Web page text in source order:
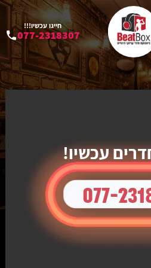
חייגו עכשיו!!!
077-2318307
עכשיו!
077-